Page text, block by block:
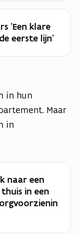
'Een klare
eerste lijn'
in hun
Maar
in
naar een
in een